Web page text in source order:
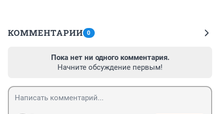
КОММЕНТАРИИ 0
Пока нет ни одного комментария.
Начните обсуждение первым!